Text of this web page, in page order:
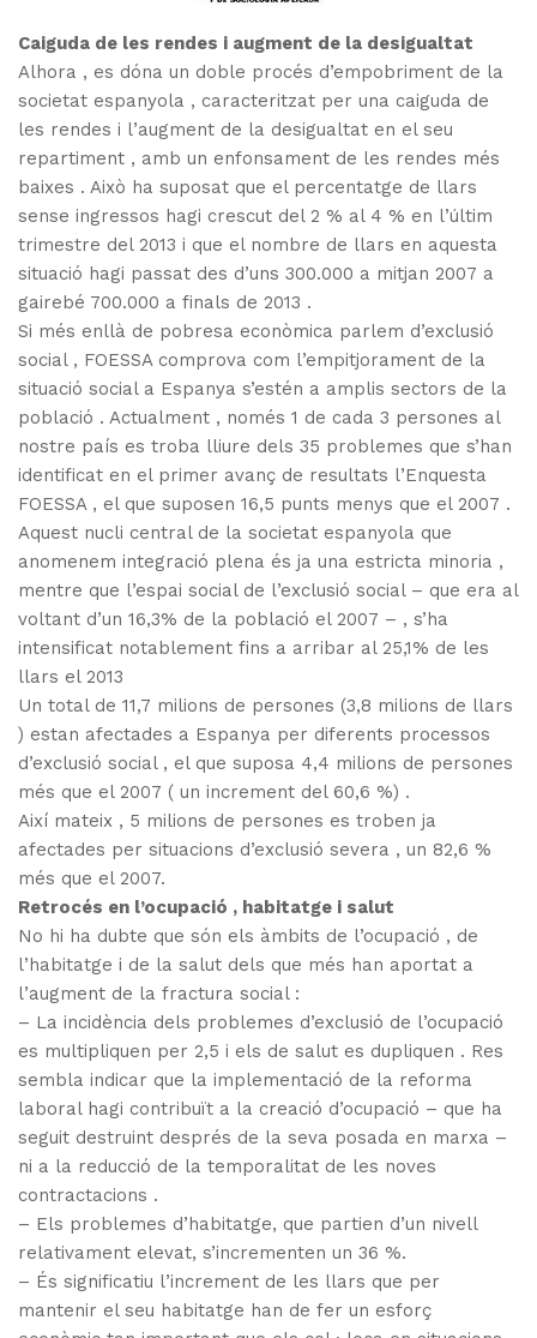
Caiguda de les rendes i augment de la desigualtat
Alhora , es dóna un doble procés d’empobriment de la
societat espanyola , caracteritzat per una caiguda de
les rendes i l’augment de la desigualtat en el seu
repartiment , amb un enfonsament de les rendes més
baixes . Això ha suposat que el percentatge de llars
sense ingressos hagi crescut del 2 % al 4 % en l’últim
trimestre del 2013 i que el nombre de llars en aquesta
situació hagi passat des d’uns 300.000 a mitjan 2007 a ​​
gairebé 700.000 a finals de 2013 .
Si més enllà de pobresa econòmica parlem d’exclusió
social , FOESSA comprova com l’empitjorament de la
situació social a Espanya s’estén a amplis sectors de la
població . Actualment , només 1 de cada 3 persones al
nostre país es troba lliure dels 35 problemes que s’han
identificat en el primer avanç de resultats l’Enquesta
FOESSA , el que suposen 16,5 punts menys que el 2007 .
Aquest nucli central de la societat espanyola que
anomenem integració plena és ja una estricta minoria ,
mentre que l’espai social de l’exclusió social – que era al
voltant d’un 16,3% de la població el 2007 – , s’ha
intensificat notablement fins a arribar al 25,1% de les
llars el 2013
Un total de 11,7 milions de persones (3,8 milions de llars
) estan afectades a Espanya per diferents processos
d’exclusió social , el que suposa 4,4 milions de persones
més que el 2007 ( un increment del 60,6 %) .
Així mateix , 5 milions de persones es troben ja
afectades per situacions d’exclusió severa , un 82,6 %
més que el 2007.
Retrocés en l’ocupació , habitatge i salut
No hi ha dubte que són els àmbits de l’ocupació , de
l’habitatge i de la salut dels que més han aportat a
l’augment de la fractura social :
– La incidència dels problemes d’exclusió de l’ocupació
es multipliquen per 2,5 i els de salut es dupliquen . Res
sembla indicar que la implementació de la reforma
laboral hagi contribuït a la creació d’ocupació – que ha
seguit destruint després de la seva posada en marxa –
ni a la reducció de la temporalitat de les noves
contractacions .
– Els problemes d’habitatge, que partien d’un nivell
relativament elevat, s’incrementen un 36 %.
– És significatiu l’increment de les llars que per
mantenir el seu habitatge han de fer un esforç